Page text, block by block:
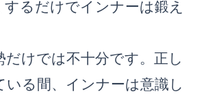
るだけでインナーは鍛え
けでは不十分です。正し
いる間、インナーは意識し